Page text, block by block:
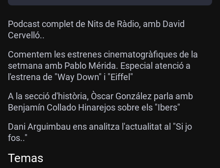
Podcast complet de Nits de Ràdio, amb David
Cervelló..
Comentem les estrenes cinematogràfiques de la
setmana amb Pablo Mérida. Especial atenció a
l'estrena de "Way Down" i "Eiffel"
A la secció d'història, Òscar González parla amb
Benjamín Collado Hinarejos sobre els "Ibers"
Dani Arguimbau ens analitza l'actualitat al "Si jo
fos.."
Temas